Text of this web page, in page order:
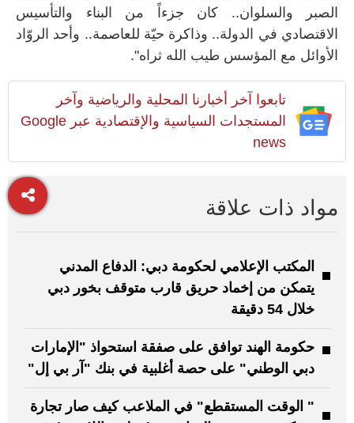
الصبر والسلوان.. كان جزءاً من البناء والتأسيس
الاقتصادي في الدولة.. وذاكرة حيّة للعاصمة.. وأحد الروّاد
الأوائل مع المؤسس طيب الله ثراه".
تابعوا آخر أخبارنا المحلية والرياضية وآخر
المستجدات السياسية والإقتصادية عبر Google
news
مواد ذات علاقة
المكتب الإعلامي لحكومة دبي: الدفاع المدني
يتمكن من إخماد حريق قارب متوقف بخور دبي
خلال 54 دقيقة
حكومة الهند توافق على صفقة استحواذ "الإمارات
دبي الوطني" على حصة أغلبية في بنك "آر بي إل"
" الوقت المستقطع" في الملاعب كيف صار تجارة